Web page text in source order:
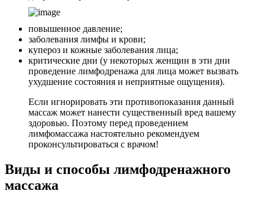
повышенное давление;
заболевания лимфы и крови;
купероз и кожные заболевания лица;
критические дни (у некоторых женщин в эти дни
проведение лимфодренажа для лица может вызвать
ухудшение состояния и неприятные ощущения).
Если игнорировать эти противопоказания данный
массаж может нанести существенный вред вашему
здоровью. Поэтому перед проведением
лимфомассажа настоятельно рекомендуем
проконсультироваться с врачом!
Виды и способы лимфодренажного
массажа